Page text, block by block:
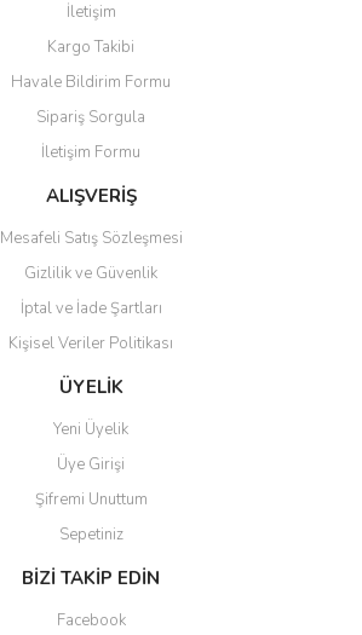
İletişim
Kargo Takibi
Havale Bildirim Formu
Sipariş Sorgula
İletişim Formu
ALIŞVERİŞ
Mesafeli Satış Sözleşmesi
Gizlilik ve Güvenlik
İptal ve İade Şartları
Kişisel Veriler Politikası
ÜYELİK
Yeni Üyelik
Üye Girişi
Şifremi Unuttum
Sepetiniz
BİZİ TAKİP EDİN
Facebook